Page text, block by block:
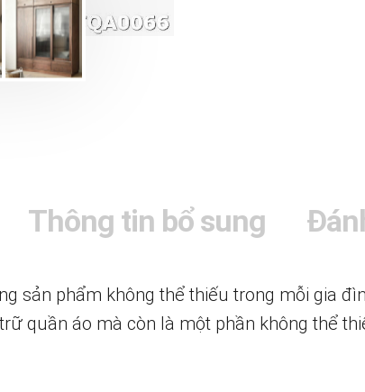
Thông tin bổ sung
sản phẩm không thể thiếu trong mỗi gia
quần áo mà còn là một phần không thể